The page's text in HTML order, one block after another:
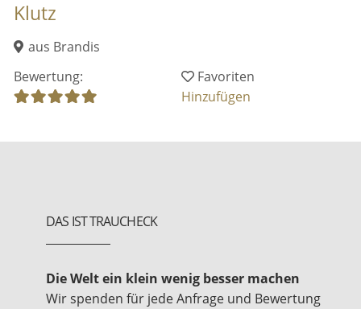
Klutz
aus Brandis
Bewertung:
Favoriten
Hinzufügen
DAS IST TRAUCHECK
Die Welt ein klein wenig besser machen
Wir spenden für jede Anfrage und Bewertung